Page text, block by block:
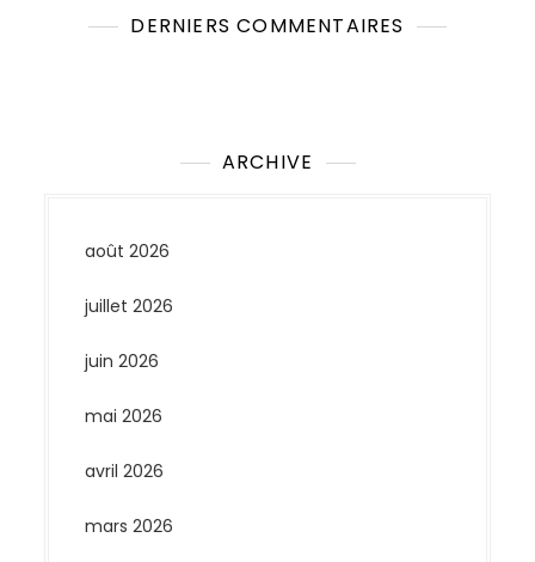
DERNIERS COMMENTAIRES
ARCHIVE
août 2026
juillet 2026
juin 2026
mai 2026
avril 2026
mars 2026